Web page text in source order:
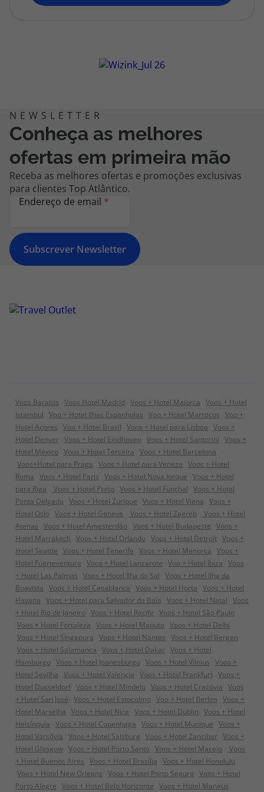
topatlantico@topatlantico.com
Conheça as melhores
ofertas em primeira mão
Receba as melhores ofertas e promoções exclusivas
para clientes Top Atlântico.
Endereço de email *
Subscrever Newsletter
Voos Baratos Voos Hotel Madrid Voos + Hotel Maiorca Voos + Hotel
Istambul Voo + Hotel Ilhas Espanholas Voo + Hotel Marrocos Voo +
Hotel Açores Voo + Hotel Brasil Voos + Hotel para Lisboa Voos +
Hotel Denver Voos + Hotel Eindhoven Voos + Hotel Santorini Voos +
Hotel México Voos + Hotel Terceira Voos + Hotel Barcelona
Voos+Hotel para Praga Voos + Hotel para Veneza Voos + Hotel
Roma Voos + Hotel Paris Voos + Hotel Nova Iorque Voos + Hotel
para Riga
Voos + Hotel Porto Voos + Hotel Funchal Voos + Hotel
Ponta Delgada Voos + Hotel Zurique Voos + Hotel Viena Voos +
Hotel Oslo Voos + Hotel Geneve Voos + Hotel Zagreb
Voos + Hotel
Atenas Voos + Hotel Amesterdão Voos + Hotel Budapeste Voos +
Hotel Marrakech Voos + Hotel Orlando Voos + Hotel Detroit Voos +
Hotel Seattle Voos + Hotel Tenerife Voos + Hotel Menorca Voos +
Hotel Fuerteventura Voos + Hotel Lanzarote Voo + Hotel Ibiza Voos
+ Hotel Las Palmas Voos + Hotel Ilha do Sal Voos + Hotel Ilha da
Boavista Voos + Hotel Casablanca Voos + Hotel Horta Voos + Hotel
Havana Voos + Hotel para Salvador da Baía Voos + Hotel Natal Voos
+ Hotel Rio de Janeiro Voos + Hotel Recife Voos + Hotel São Paulo
Voos + Hotel Fortaleza Voos + Hotel Maputo Voos + Hotel Delhi
Voos + Hotel Singapura Voos + Hotel Nantes Voos + Hotel Bergen
Voos + Hotel Salamanca Voos + Hotel Dakar Voos + Hotel
Hamburgo Voos + Hotel Joanesburgo Voos + Hotel Vilnius Voos +
Hotel Sevilha Voos + Hotel Valencia Voos + Hotel Frankfurt Voos +
Hotel Dusseldorf Voos + Hotel Mindelo Voos + Hotel Cracóvia Voos
+ Hotel San José Voos + Hotel Estocolmo Voo + Hotel Berlim Voos +
Hotel Marselha Voos + Hotel Nice Voos + Hotel Dublin Voos + Hotel
Helsínquia Voos + Hotel Copenhaga Voos + Hotel Munique Voos +
Hotel Varsóvia Voos + Hotel Salzburg Voos + Hotel Zanzibar Voos +
Hotel Glasgow Voos + Hotel Porto Santo Voos + Hotel Maceio
Voos
+ Hotel Buenos Aires Voos + Hotel Brasília Voos + Hotel Honolulu
Voos + Hotel New Orleans Voos + Hotel Porto Seguro Voos + Hotel
Porto Alegre Voos + Hotel Belo Horizonte Voos + Hotel Manaus